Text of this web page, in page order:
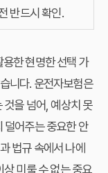
반드시 확인.
한 현명한 선택 가
니다. 운전자보험은
것을 넘어, 예상치 못
덜어주는 중요한 안
법규 속에서 나에
미룰 수 없는 중요